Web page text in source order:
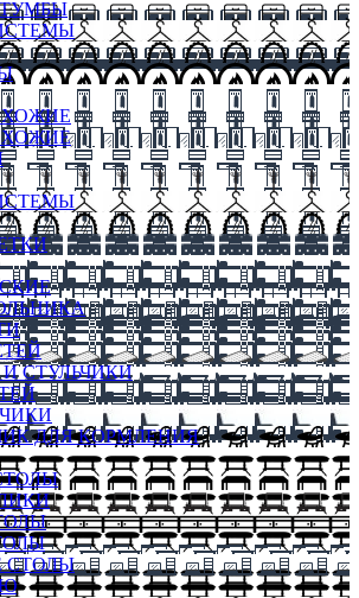
СТУЛЬЧИКИ
ДЛЯ КОРМЛЕНИЯ
СТОЛЫ